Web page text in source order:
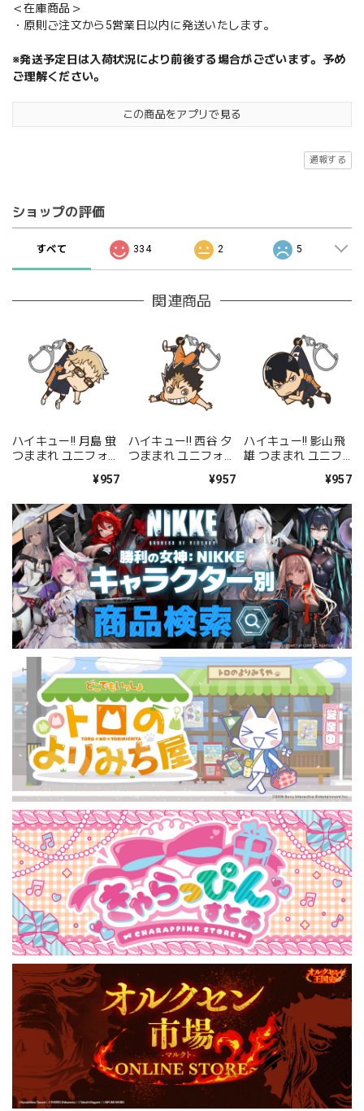
＜在庫商品＞
・原則ご注文から5営業日以内に発送いたします。
※発送予定日は入荷状況により前後する場合がございます。予め
ご理解ください。
この商品をアプリで見る
通報する
ショップの評価
すべて 334 2 5
関連商品
ハイキュー!! 月島 蛍
つままれ ユニフォー
¥957
ハイキュー!! 西谷 夕
つままれ ユニフォー
¥957
ハイキュー!! 影山飛
雄 つままれ ユニフ
¥957